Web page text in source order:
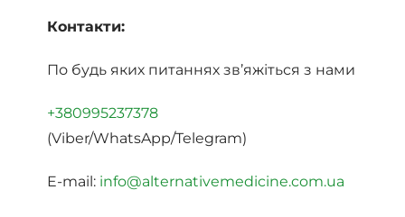
Контакти:
По будь яких питаннях зв’яжіться з нами
+380995237378
(Viber/WhatsApp/Telegram)
E-mail: info@alternativemedicine.com.ua